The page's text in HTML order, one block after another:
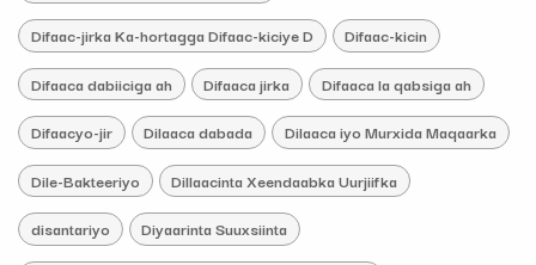
Difaac-jirka Ka-hortagga Difaac-kiciye D Difaac-kicin
Difaaca dabiiciga ah Difaaca jirka Difaaca la qabsiga ah
Difaacyo-jir Dilaaca dabada Dilaaca iyo Murxida Maqaarka
Dile-Bakteeriyo Dillaacinta Xeendaabka Uurjiifka
disantariyo Diyaarinta Suuxsiinta